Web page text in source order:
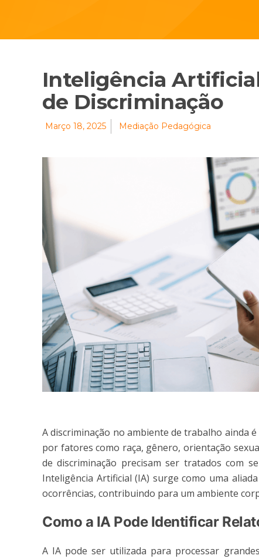
Inteligência Artificial
de Discriminação
Março 18, 2025 Mediação Pedagógica
A discriminação no ambiente de trabalho ainda
por fatores como raça, gênero, orientação
de discriminação precisam ser tratados com
Inteligência Artificial (IA) surge como uma
ocorrências, contribuindo para um ambiente
Como a IA Pode Identificar
A IA pode ser utilizada para processar